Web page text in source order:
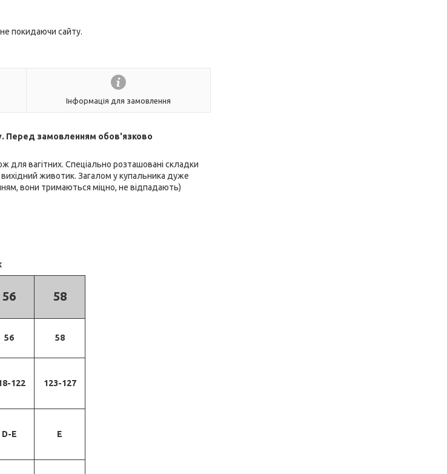
покидаючи сайту.
Інформація для замовлення
Перед замовленням обов'язково
для вагітних. Спеціально розташовані складки
животик. Загалом у купальника дуже
вони тримаються міцно, не відпадають)
56 58
56 58
122 123-127
D-E E